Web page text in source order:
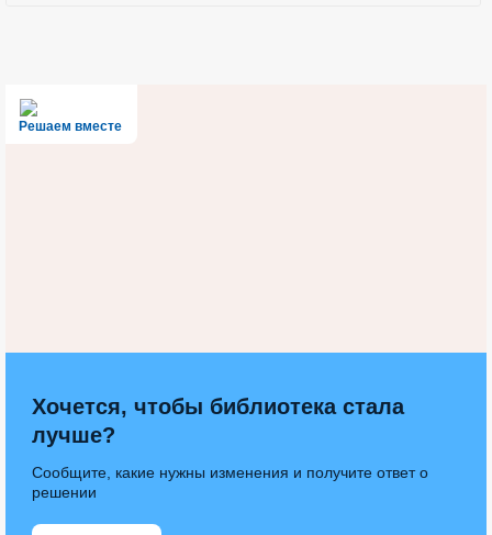
Решаем вместе
Хочется, чтобы библиотека стала
лучше?
Сообщите, какие нужны изменения и получите ответ о
решении